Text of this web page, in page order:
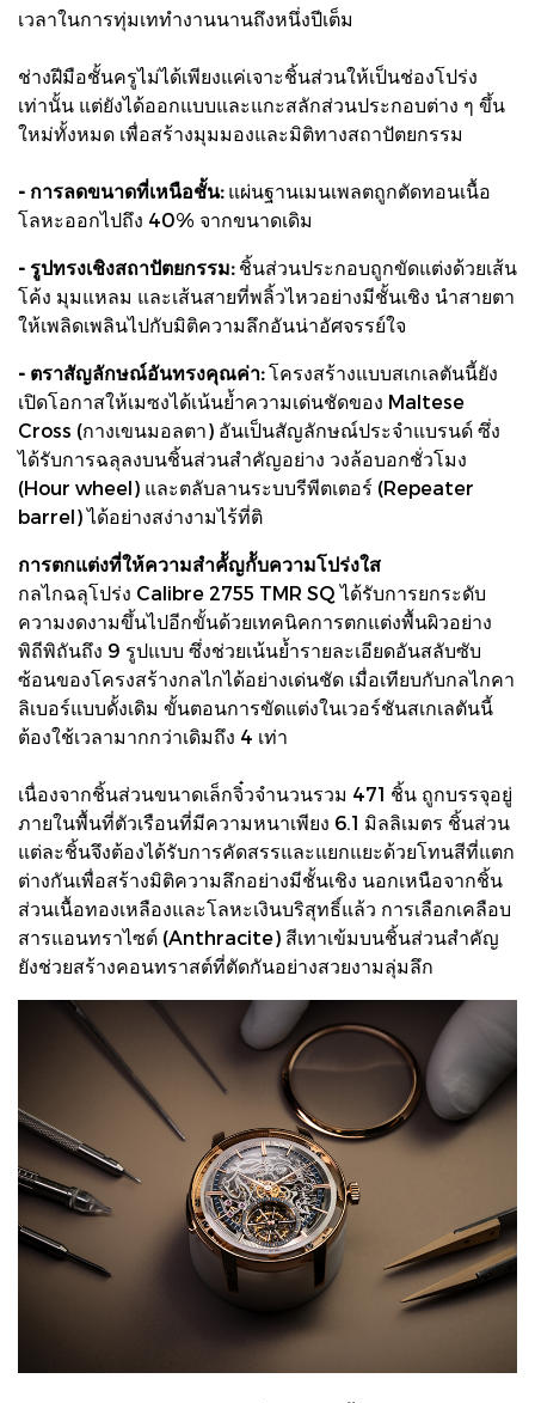
เวลาในการทุ่มเททำงานนานถึงหนึ่งปีเต็ม
ช่างฝีมือชั้นครูไม่ได้เพียงแค่เจาะชิ้นส่วนให้เป็นช่องโปร่ง
เท่านั้น แต่ยังได้ออกแบบและแกะสลักส่วนประกอบต่าง ๆ ขึ้น
ใหม่ทั้งหมด เพื่อสร้างมุมมองและมิติทางสถาปัตยกรรม
- การลดขนาดที่เหนือชั้น:แผ่นฐานเมนเพลตถูกตัดทอนเนื้อ
โลหะออกไปถึง 40% จากขนาดเดิม
- รูปทรงเชิงสถาปัตยกรรม:ชิ้นส่วนประกอบถูกขัดแต่งด้วยเส้น
โค้ง มุมแหลม และเส้นสายที่พลิ้วไหวอย่างมีชั้นเชิง นำสายตา
ให้เพลิดเพลินไปกับมิติความลึกอันน่าอัศจรรย์ใจ
- ตราสัญลักษณ์อันทรงคุณค่า:โครงสร้างแบบสเกเลตันนี้ยัง
เปิดโอกาสให้เมซงได้เน้นย้ำความเด่นชัดของ Maltese
Cross (กางเขนมอลตา) อันเป็นสัญลักษณ์ประจำแบรนด์ ซึ่ง
ได้รับการฉลุลงบนชิ้นส่วนสำคัญอย่าง วงล้อบอกชั่วโมง
(Hour wheel) และตลับลานระบบรีพีตเตอร์ (Repeater
barrel) ได้อย่างสง่างามไร้ที่ติ
การตกแต่งที่ให้ความสำคััญกัับความโปร่งใส
กลไกฉลุโปร่ง Calibre 2755 TMR SQ ได้รับการยกระดับ
ความงดงามขึ้นไปอีกขั้นด้วยเทคนิคการตกแต่งพื้นผิวอย่าง
พิถีพิถันถึง 9 รูปแบบ ซึ่งช่วยเน้นย้ำรายละเอียดอันสลับซับ
ซ้อนของโครงสร้างกลไกได้อย่างเด่นชัด เมื่อเทียบกับกลไกคา
ลิเบอร์แบบดั้งเดิม ขั้นตอนการขัดแต่งในเวอร์ชันสเกเลตันนี้
ต้องใช้เวลามากกว่าเดิมถึง 4 เท่า
เนื่องจากชิ้นส่วนขนาดเล็กจิ๋วจำนวนรวม 471 ชิ้น ถูกบรรจุอยู่
ภายในพื้นที่ตัวเรือนที่มีความหนาเพียง 6.1 มิลลิเมตร ชิ้นส่วน
แต่ละชิ้นจึงต้องได้รับการคัดสรรและแยกแยะด้วยโทนสีที่แตก
ต่างกันเพื่อสร้างมิติความลึกอย่างมีชั้นเชิง นอกเหนือจากชิ้น
ส่วนเนื้อทองเหลืองและโลหะเงินบริสุทธิ์แล้ว การเลือกเคลือบ
สารแอนทราไซต์ (Anthracite) สีเทาเข้มบนชิ้นส่วนสำคัญ
ยังช่วยสร้างคอนทราสต์ที่ตัดกันอย่างสวยงามลุ่มลึก